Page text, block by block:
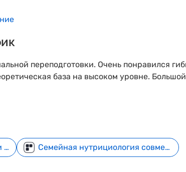
переподготовки. Очень понравился
база на высоком уровне.
Критическое мышление - начни бесплатно Семейная нутрициология совместно с МГМУ им. И. М. Сеченова